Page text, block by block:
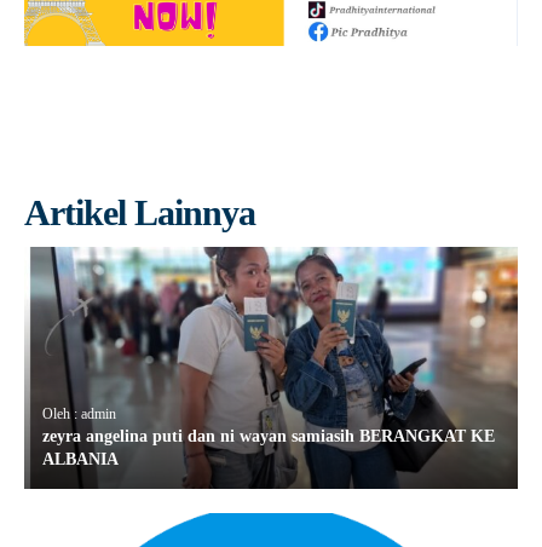
Artikel Lainnya
Oleh : admin
zeyra angelina puti dan ni wayan samiasih BERANGKAT KE
ALBANIA